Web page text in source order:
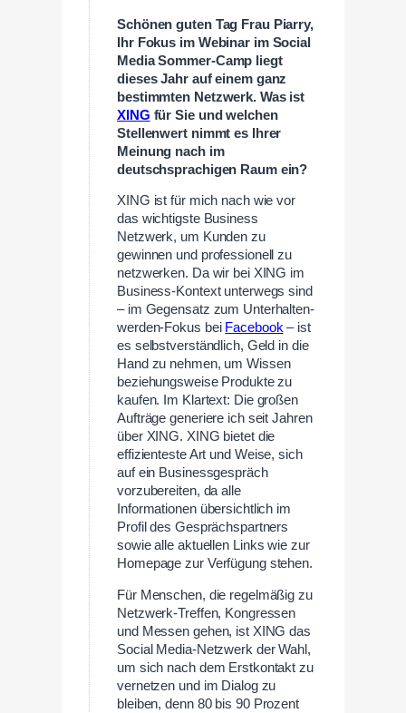
Schönen guten Tag Frau Piarry,
Ihr Fokus im Webinar im Social
Media Sommer-Camp liegt
dieses Jahr auf einem ganz
bestimmten Netzwerk. Was ist
XING für Sie und welchen
Stellenwert nimmt es Ihrer
Meinung nach im
deutschsprachigen Raum ein?
XING ist für mich nach wie vor
das wichtigste Business
Netzwerk, um Kunden zu
gewinnen und professionell zu
netzwerken. Da wir bei XING im
Business-Kontext unterwegs sind
– im Gegensatz zum Unterhalten-
werden-Fokus bei Facebook– ist
es selbstverständlich, Geld in die
Hand zu nehmen, um Wissen
beziehungsweise Produkte zu
kaufen. Im Klartext: Die großen
Aufträge generiere ich seit Jahren
über XING. XING bietet die
effizienteste Art und Weise, sich
auf ein Businessgespräch
vorzubereiten, da alle
Informationen übersichtlich im
Profil des Gesprächspartners
sowie alle aktuellen Links wie zur
Homepage zur Verfügung stehen.
Für Menschen, die regelmäßig zu
Netzwerk-Treffen, Kongressen
und Messen gehen, ist XING das
Social Media-Netzwerk der Wahl,
um sich nach dem Erstkontakt zu
vernetzen und im Dialog zu
bleiben, denn 80 bis 90 Prozent